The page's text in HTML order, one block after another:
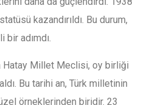
kazandırıldı. Bu durum,
adımdı.
Hatay Millet Meclisi, oy birliği
Bu tarihi an, Türk milletinin
örneklerinden biridir. 23